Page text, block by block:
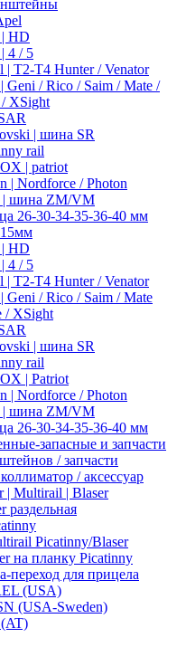
HD
4 / 5
| T2-T4 Hunter / Venator
Geni / Rico / Saim / Mate /
/ XSight
| шина SR
rail
| patriot
| Nordforce / Photon
| шина ZM/VM
26-30-34-35-36-40 мм
15мм
HD
4 / 5
| T2-T4 Hunter / Venator
Geni / Rico / Saim / Mate
/ XSight
| шина SR
rail
| Patriot
| Nordforce / Photon
| шина ZM/VM
26-30-34-35-36-40 мм
запасные и запчасти
/ запчасти
/ аксессуар
| Multirail | Blaser
раздельная
Picatinny/Blaser
на планку Picatinny
переход для прицела
(USA)
(USA-Sweden)